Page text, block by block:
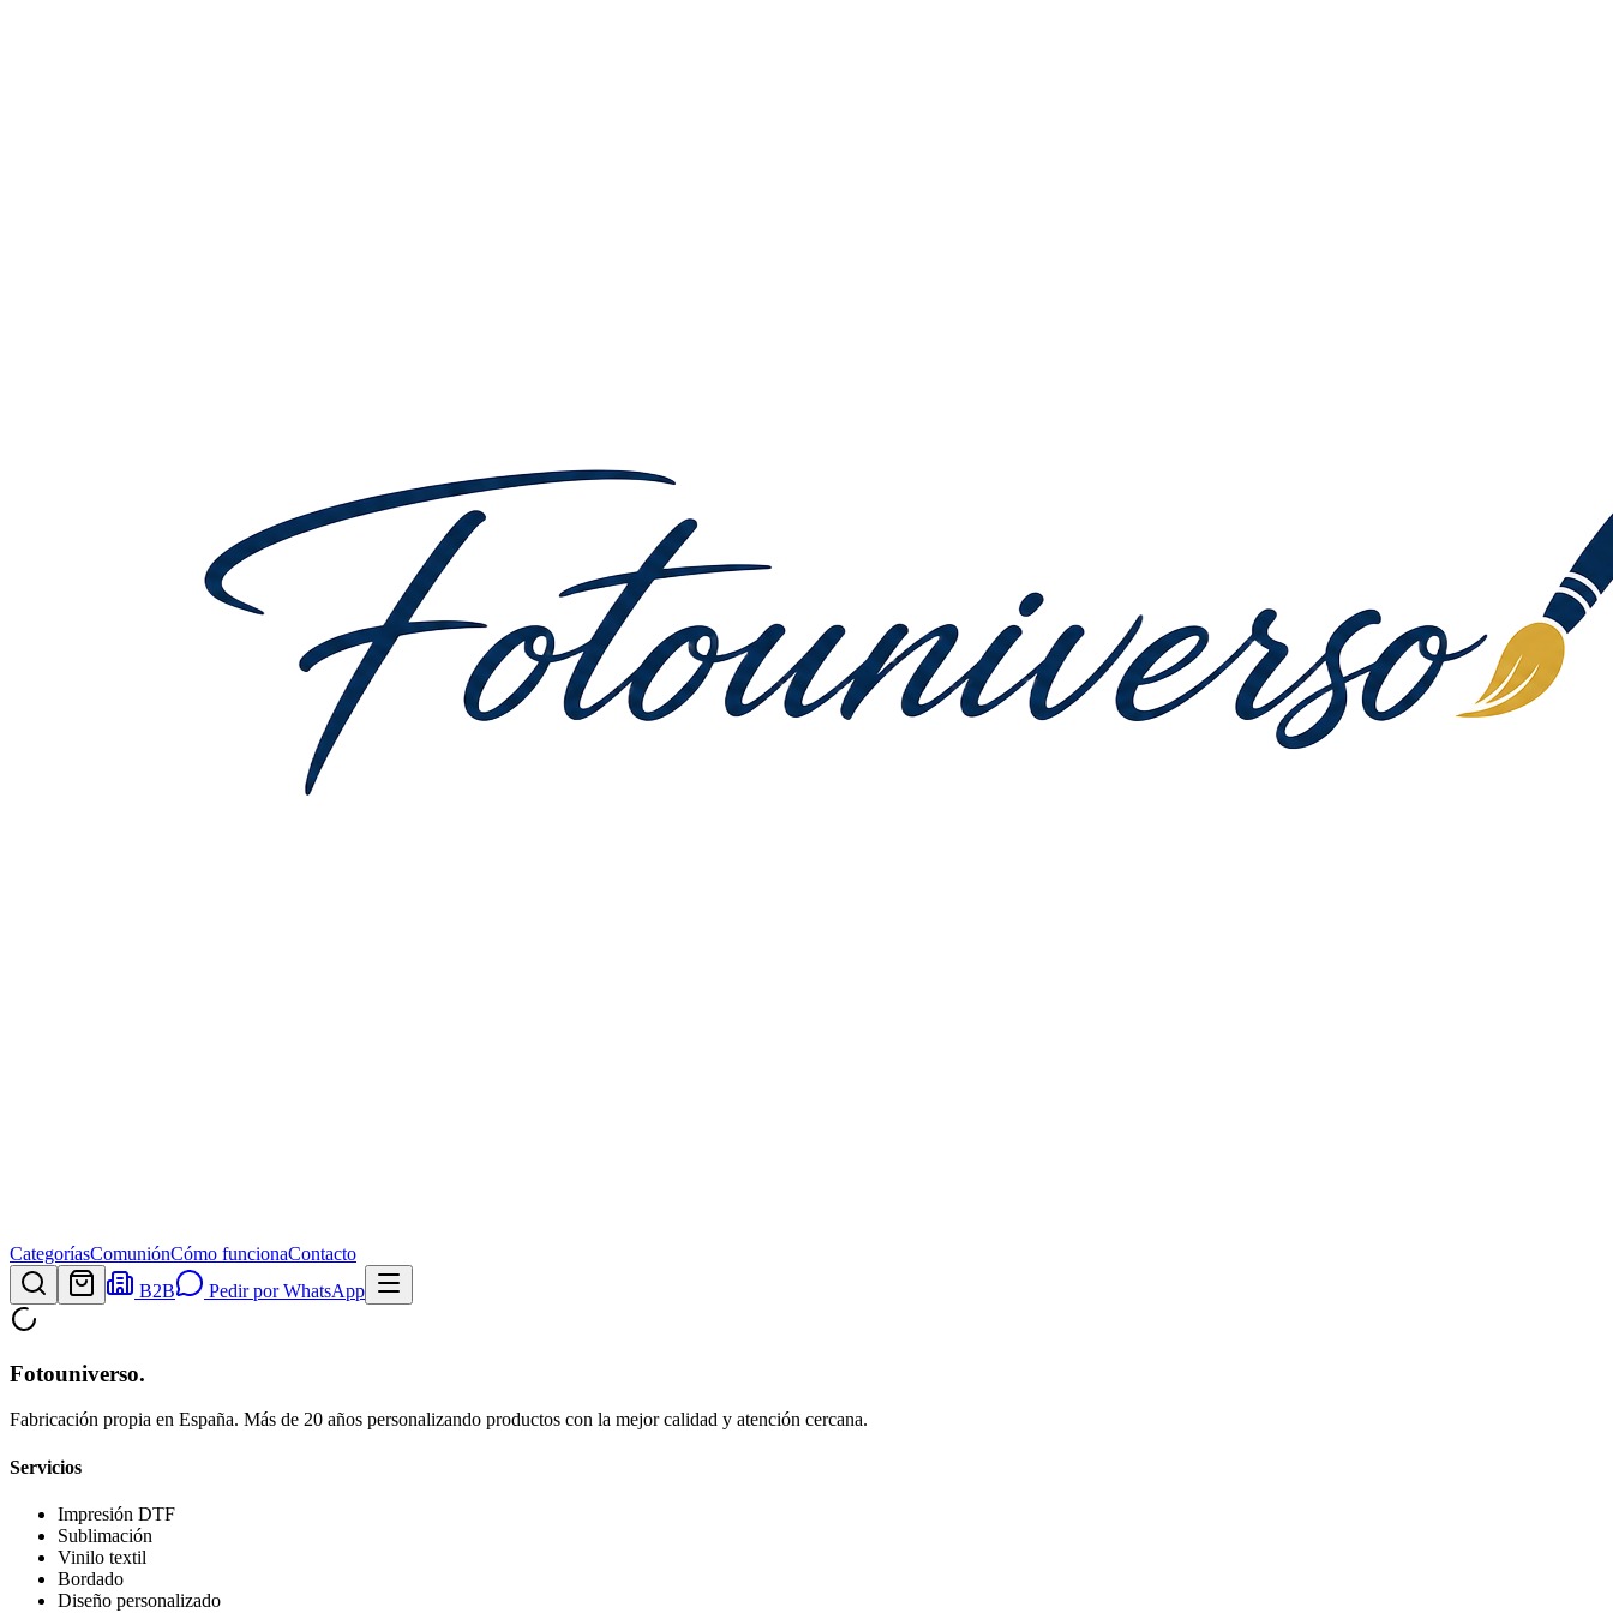
CategoríasComuniónCómo funcionaContacto
B2B
Pedir por WhatsApp
Fotouniverso.
Fabricación propia en España. Más de 20 años personalizando productos con la mejor calidad y atención cercana.
Servicios
Impresión DTF
Sublimación
Vinilo textil
Bordado
Diseño personalizado